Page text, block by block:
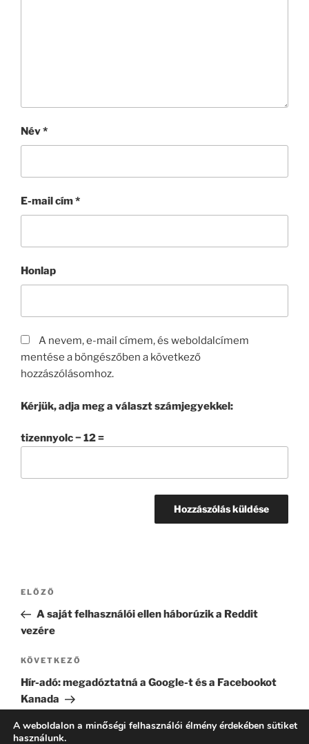
Név*
E-mail cím*
Honlap
A nevem, e-mail címem, és weboldalcímem
mentése a böngészőben a következő
hozzászólásomhoz.
Kérjük, adja meg a választ számjegyekkel:
tizennyolc − 12 =
Bejegyzés
Korábbi
bejegyzés
ELŐZŐ
A saját felhasználói ellen háborúzik a Reddit
vezére
Következő
bejegyzés
KÖVETKEZŐ
Hír-adó: megadóztatná a Google-t és a Facebookot
Kanada
A weboldalon a minőségi felhasználói élmény érdekében sütiket
használunk.